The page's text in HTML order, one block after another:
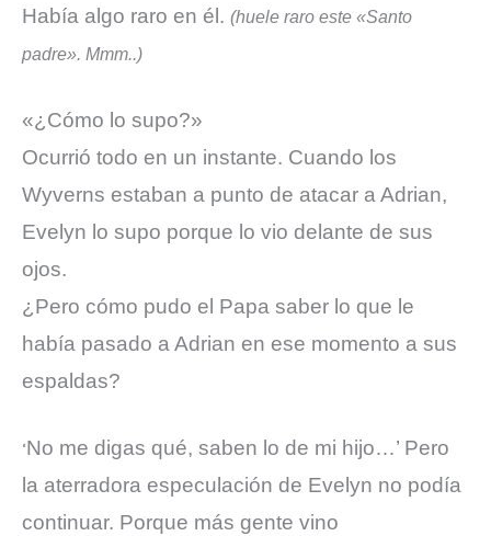
Había algo raro en él. (huele raro este «Santo
padre». Mmm..)
«¿Cómo lo supo?»
Ocurrió todo en un instante. Cuando los
Wyverns estaban a punto de atacar a Adrian,
Evelyn lo supo porque lo vio delante de sus
ojos.
¿Pero cómo pudo el Papa saber lo que le
había pasado a Adrian en ese momento a sus
espaldas?
‘No me digas qué, saben lo de mi hijo…’ Pero
la aterradora especulación de Evelyn no podía
continuar. Porque más gente vino